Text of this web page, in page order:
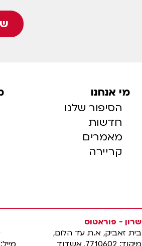
מי אנחנו
הסיפור שלנו
חדשות
מאמרים
קריירה
שרון - פוראטוס
בית זאביק, א.ת עד הלום,